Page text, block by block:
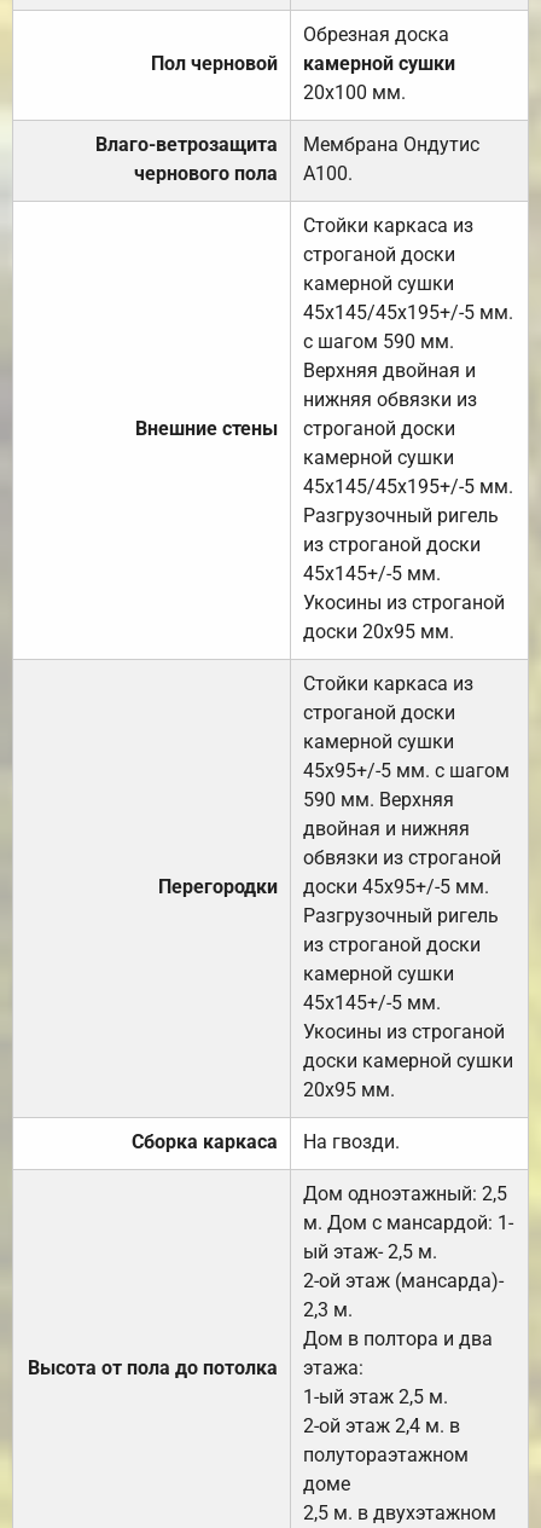
Пол черновой
Обрезная доска
камерной сушки
20х100 мм.
Влаго-ветрозащита
чернового пола
Мембрана Ондутис
А100.
Внешние стены
Стойки каркаса из
строганой доски
камерной сушки
45х145/45х195+/-5 мм.
с шагом 590 мм.
Верхняя двойная и
нижняя обвязки из
строганой доски
камерной сушки
45х145/45х195+/-5 мм.
Разгрузочный ригель
из строганой доски
45х145+/-5 мм.
Укосины из строганой
доски 20х95 мм.
Перегородки
Стойки каркаса из
строганой доски
камерной сушки
45х95+/-5 мм. с шагом
590 мм. Верхняя
двойная и нижняя
обвязки из строганой
доски 45х95+/-5 мм.
Разгрузочный ригель
из строганой доски
камерной сушки
45х145+/-5 мм.
Укосины из строганой
доски камерной сушки
20х95 мм.
Сборка каркаса На гвозди.
Высота от пола до потолка
Дом одноэтажный: 2,5
м. Дом с мансардой: 1-
ый этаж- 2,5 м.
2-ой этаж (мансарда)-
2,3 м.
Дом в полтора и два
этажа:
1-ый этаж 2,5 м.
2-ой этаж 2,4 м. в
полутораэтажном
доме
2,5 м. в двухэтажном